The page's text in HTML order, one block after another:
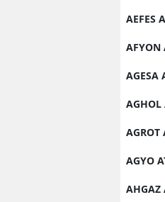
AEFES
AFYON
AGESA
AGHOL
AGROT
AGYO
AHGAZ